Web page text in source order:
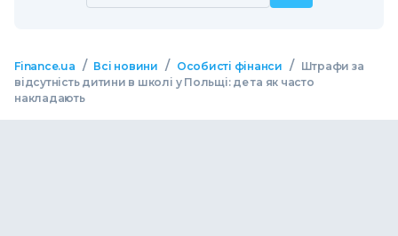
Finance.ua / Всі новини / Особисті фінанси /
Штрафи за
відсутність дитини в школі у Польщі: де та як часто
накладають